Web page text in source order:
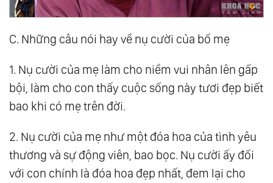
C. Những câu nói hay về nụ cười của bố mẹ
1. Nụ cười của mẹ làm cho niềm vui nhân lên gấp
bội, làm cho con thấy cuộc sống này tươi đẹp biết
bao khi có mẹ trên đời.
2. Nụ cười của mẹ như một đóa hoa của tình yêu
thương và sự động viên, bao bọc. Nụ cười ấy đối
với con chính là đóa hoa đẹp nhất, đem lại cho